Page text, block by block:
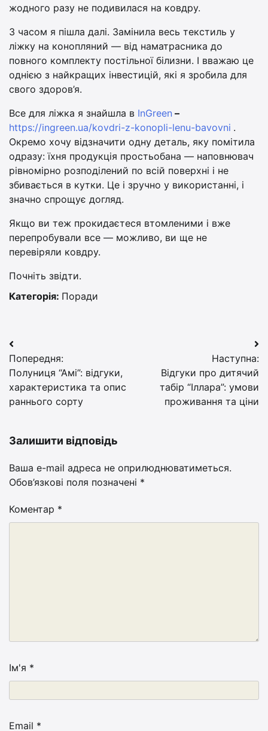
жодного разу не подивилася на ковдру.
З часом я пішла далі. Замінила весь текстиль у
ліжку на конопляний — від наматрасника до
повного комплекту постільної білизни. І вважаю це
однією з найкращих інвестицій, які я зробила для
свого здоров’я.
Все для ліжка я знайшла в InGreen –
https://ingreen.ua/kovdri-z-konopli-lenu-bavovni .
Окремо хочу відзначити одну деталь, яку помітила
одразу: їхня продукція простьобана — наповнювач
рівномірно розподілений по всій поверхні і не
збивається в кутки. Це і зручно у використанні, і
значно спрощує догляд.
Якщо ви теж прокидаєтеся втомленими і вже
перепробували все — можливо, ви ще не
перевіряли ковдру.
Почніть звідти.
Категорія: Поради
Навігація
записів
Попередня:
Полуниця “Амі”: відгуки,
характеристика та опис
раннього сорту
Наступна:
Відгуки про дитячий
табір “Іллара”: умови
проживання та ціни
Залишити відповідь
Ваша e-mail адреса не оприлюднюватиметься.
Обов’язкові поля позначені *
Коментар *
Ім'я *
Email *